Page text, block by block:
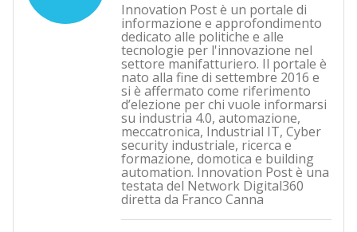
Innovation Post è un portale di
informazione e approfondimento
dedicato alle politiche e alle
tecnologie per l'innovazione nel
settore manifatturiero. Il portale è
nato alla fine di settembre 2016 e
si è affermato come riferimento
d’elezione per chi vuole informarsi
su industria 4.0, automazione,
meccatronica, Industrial IT, Cyber
security industriale, ricerca e
formazione, domotica e building
automation. Innovation Post è una
testata del Network Digital360
diretta da Franco Canna